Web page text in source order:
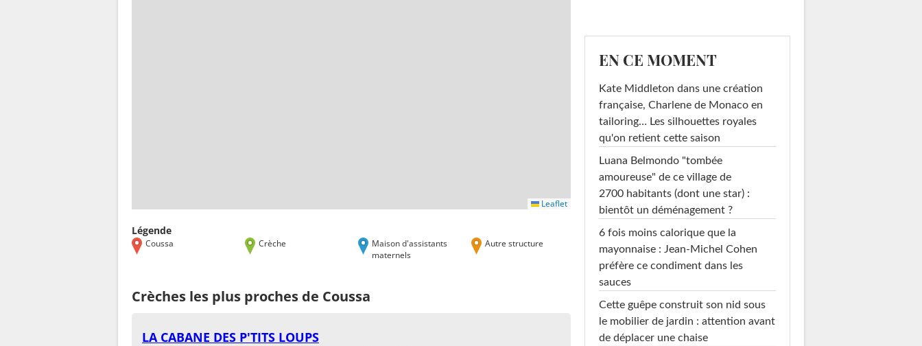
Leaflet
Légende
Coussa Crèche
Maison d'assistants
maternels
Autre structure
Crèches les plus proches de Coussa
LA CABANE DES P'TITS LOUPS
EN CE MOMENT
Kate Middleton dans une création
française, Charlene de Monaco en
tailoring… Les silhouettes royales
qu'on retient cette saison
Luana Belmondo "tombée
amoureuse" de ce village de
2700 habitants (dont une star) :
bientôt un déménagement ?
6 fois moins calorique que la
mayonnaise : Jean-Michel Cohen
préfère ce condiment dans les
sauces
Cette guêpe construit son nid sous
le mobilier de jardin : attention avant
de déplacer une chaise